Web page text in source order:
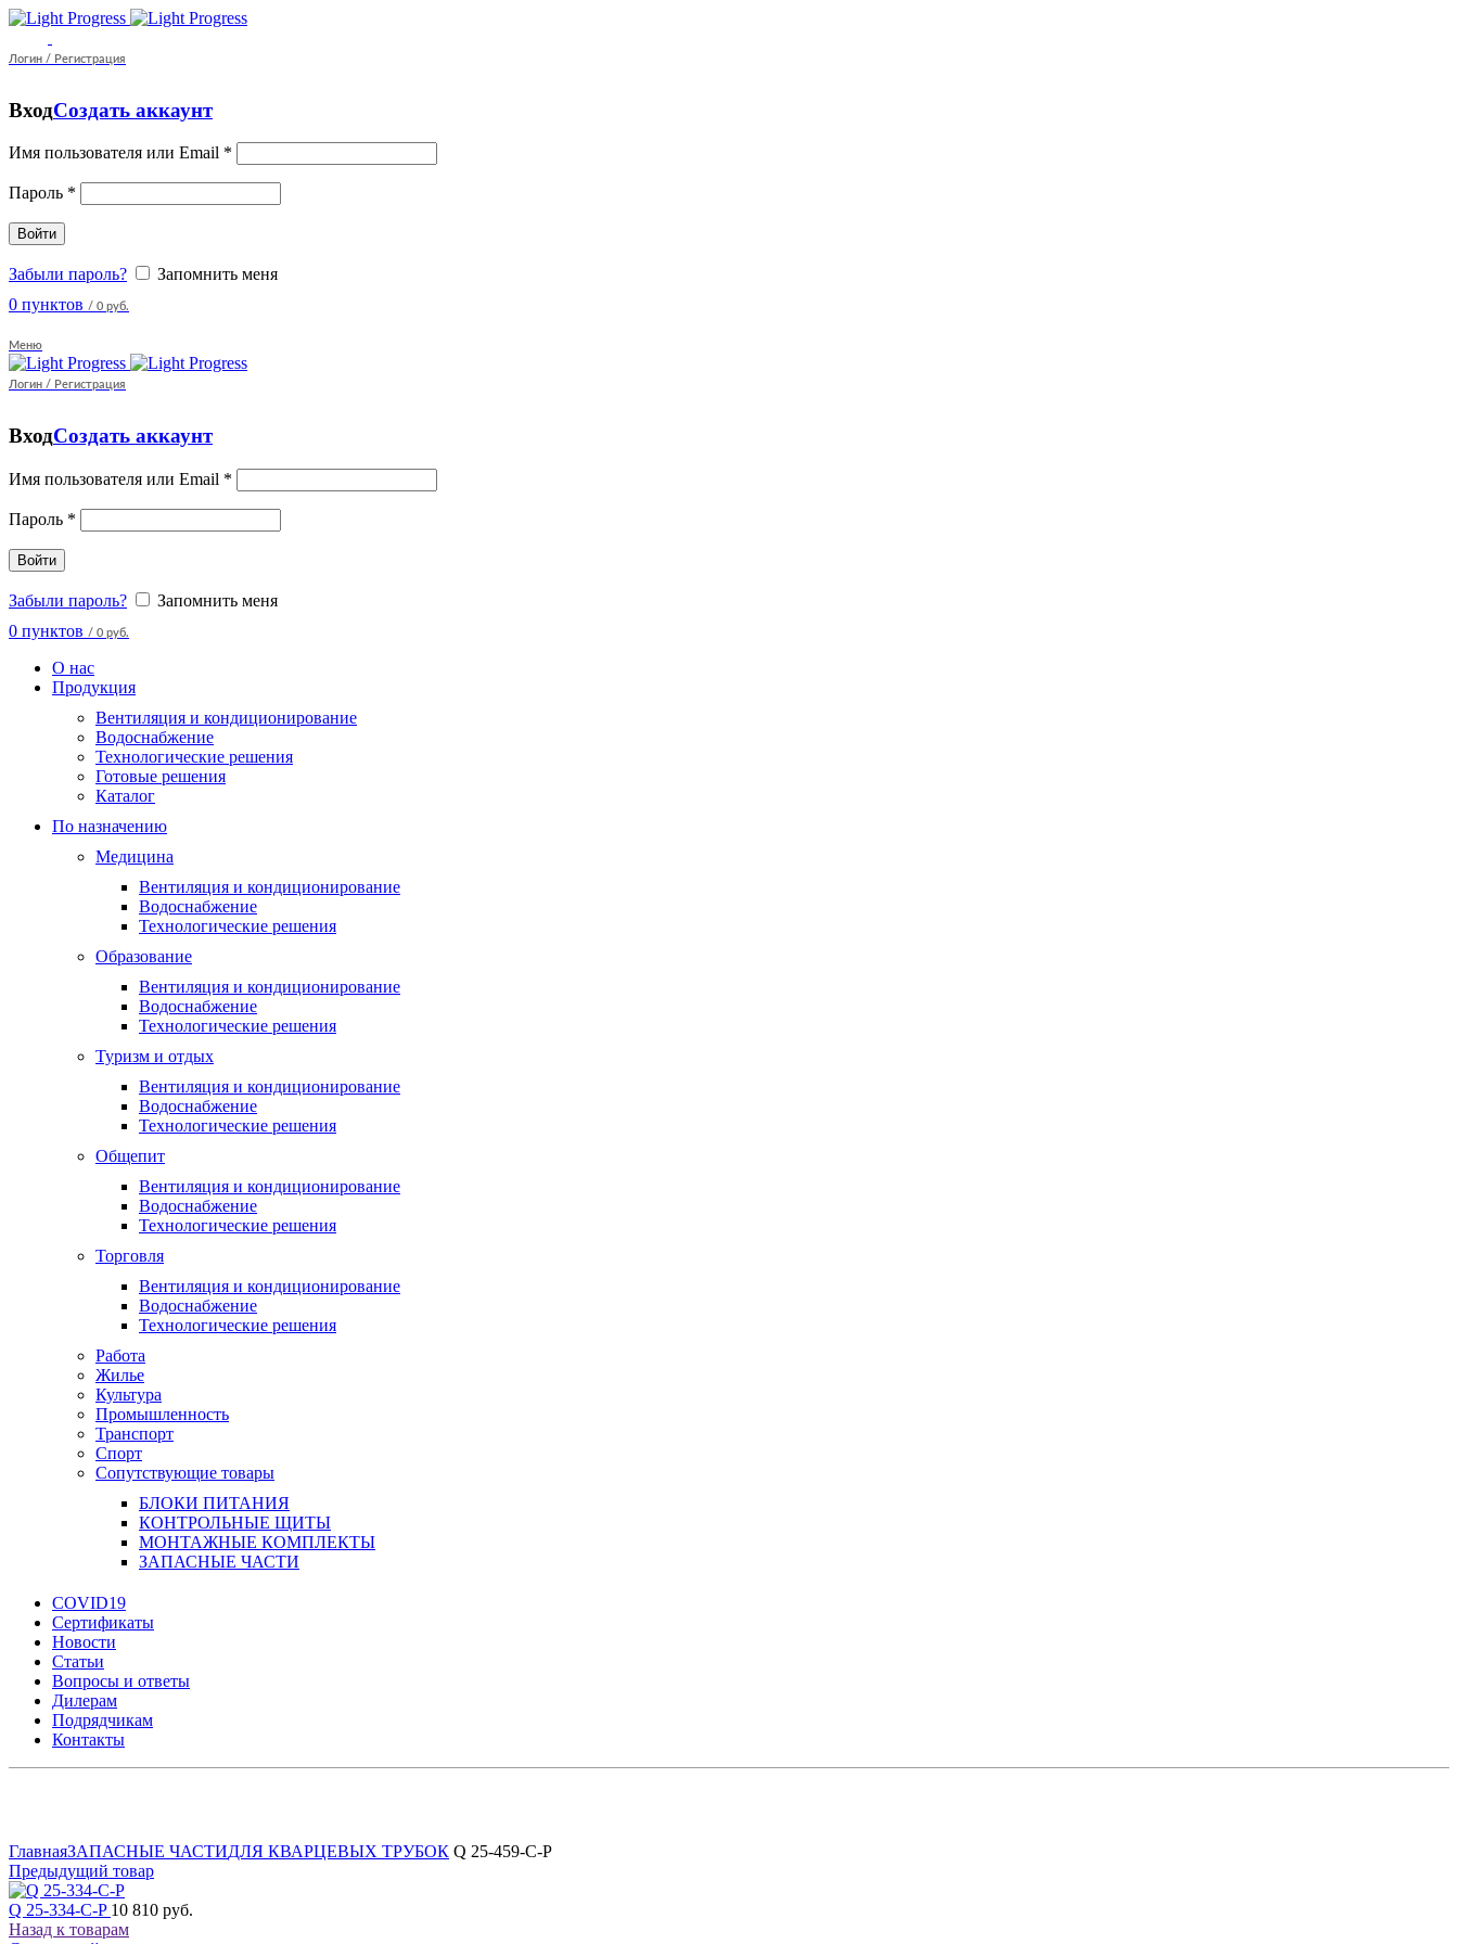
Логин / Регистрация
ВходСоздать аккаунт
Имя пользователя или Email *
Пароль *
Войти
Забыли пароль?
Запомнить меня
0 пунктов / 0 руб.
Меню
Логин / Регистрация
ВходСоздать аккаунт
Имя пользователя или Email *
Пароль *
Войти
Забыли пароль?
Запомнить меня
0 пунктов / 0 руб.
О нас
Продукция
Вентиляция и кондиционирование
Водоснабжение
Технологические решения
Готовые решения
Каталог
По назначению
Медицина
Вентиляция и кондиционирование
Водоснабжение
Технологические решения
Образование
Вентиляция и кондиционирование
Водоснабжение
Технологические решения
Туризм и отдых
Вентиляция и кондиционирование
Водоснабжение
Технологические решения
Общепит
Вентиляция и кондиционирование
Водоснабжение
Технологические решения
Торговля
Вентиляция и кондиционирование
Водоснабжение
Технологические решения
Работа
Жилье
Культура
Промышленность
Транспорт
Спорт
Сопутствующие товары
БЛОКИ ПИТАНИЯ
КОНТРОЛЬНЫЕ ЩИТЫ
МОНТАЖНЫЕ КОМПЛЕКТЫ
ЗАПАСНЫЕ ЧАСТИ
COVID19
Сертификаты
Новости
Статьи
Вопросы и ответы
Дилерам
Подрядчикам
Контакты
ГлавнаяЗАПАСНЫЕ ЧАСТИДЛЯ КВАРЦЕВЫХ ТРУБОК Q 25-459-C-P
Предыдущий товар
Q 25-334-C-P 10 810 руб.
Назад к товарам